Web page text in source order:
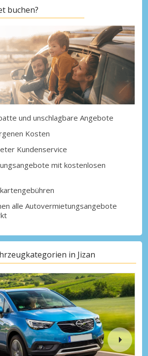
Zugang zu exklusiven
Mit eLink anmelden
buchen?
und unschlagbare Angebote
Kosten
Kundenservice
mit kostenlosen
alle Autovermietungsangebote
in Jizan